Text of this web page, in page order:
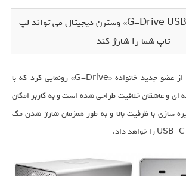
هارد دیسک «G-Drive USB-C» وسترن دیجیتال می تواند لپ
تاپ شما را شارژ کند
وسترن دیجیتال امروز از عضو جدید خانواده «G-Drive» رونمایی کرد که با
ای و عاشقان خلاقیت طراحی شده است و به کاربر امکان
سازی با ظرفیت بالا و به طور همزمان شارژ شدن مک